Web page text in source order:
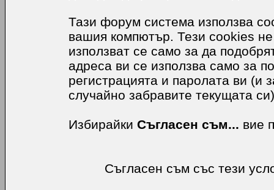
Тази форум система използва
вашия компютър. Тези cookies
използват се само за да
адреса ви се използва само за
регистрацията и паролата ви (и
случайно забравите текущата
Избирайки Съгласен съм... вие
Съгласен съм със тези